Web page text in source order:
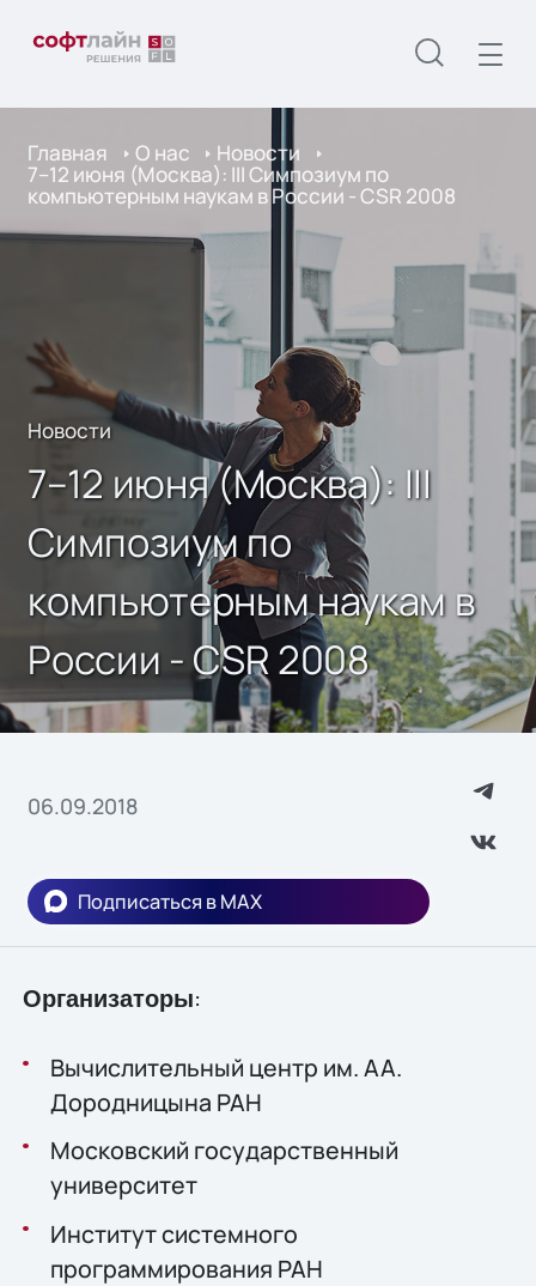
Главная О нас Новости
7–12 июня (Москва): III Симпозиум по
компьютерным наукам в России - CSR 2008
Новости
7–12 июня (Москва): III
Симпозиум по
компьютерным наукам в
России - CSR 2008
06.09.2018
Подписаться в MAX
Организаторы:
Вычислительный центр им. АА.
Дородницына РАН
Московский государственный
университет
Институт системного
программирования РАН